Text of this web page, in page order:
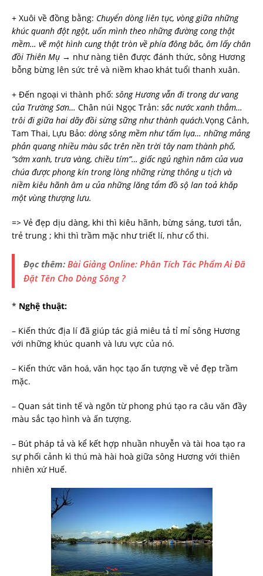
+ Xuôi về đồng bằng: Chuyển dòng liên tục, vòng giữa những
khúc quanh đột ngột, uốn mình theo những đường cong thật
mềm… vẽ một hình cung thật tròn về phía đông bắc, ôm lấy chân
đồi Thiên Mụ → như nàng tiên được đánh thức, sông Hương
bỗng bừng lên sức trẻ và niềm khao khát tuổi thanh xuân.
+ Đến ngoại vi thành phố: sông Hương vẫn đi trong dư vang
của Trường Sơn… Chân núi Ngọc Trản: sắc nước xanh thẳm…
trôi đi giữa hai dãy đồi sừng sững như thành quách.Vọng Cảnh,
Tam Thai, Lựu Bảo: dòng sông mềm như tấm lụa… những mảng
phản quang nhiều màu sắc trên nền trời tây nam thành phố,
“sớm xanh, trưa vàng, chiều tím”… giấc ngủ nghìn năm của vua
chúa được phong kín trong lòng những rừng thông u tịch và
niềm kiêu hãnh âm u của những lăng tẩm đồ sộ lan toả khắp
một vùng thượng lưu.
=> Vẻ đẹp dịu dàng, khi thì kiêu hãnh, bừng sáng, tươi tắn,
trẻ trung ; khi thì trầm mặc như triết lí, như cổ thi.
Đọc thêm: Bài Giảng Online: Phân Tích Tác Phẩm Ai Đã
Đặt Tên Cho Dòng Sông ?
* Nghệ thuật:
– Kiến thức địa lí đã giúp tác giả miêu tả tỉ mỉ sông Hương
với những khúc quanh và lưu vực của nó.
– Kiến thức văn hoá, văn học tạo ấn tượng về vẻ đẹp trầm
mặc.
– Quan sát tinh tế và ngôn từ phong phú tạo ra câu văn đầy
màu sắc tạo hình và ấn tượng.
– Bút pháp tả và kể kết hợp nhuần nhuyễn và tài hoa tạo ra
sự phối cảnh kì thú mà hài hoà giữa sông Hương với thiên
nhiên xứ Huế.